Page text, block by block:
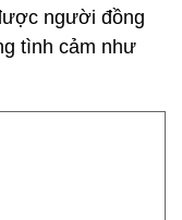
người đồng
tình cảm như